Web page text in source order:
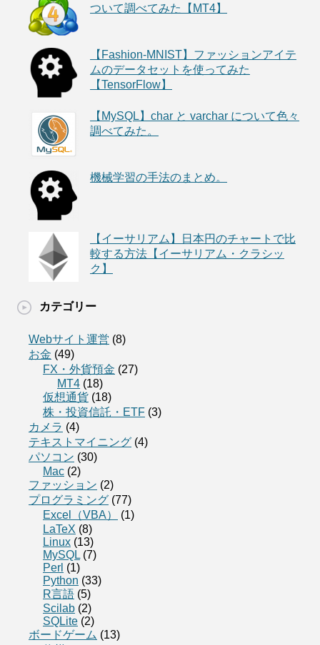
ついて調べてみた【MT4】
【Fashion-MNIST】ファッションアイテ
ムのデータセットを使ってみた
【TensorFlow】
【MySQL】char と varchar について色々
調べてみた。
機械学習の手法のまとめ。
【イーサリアム】日本円のチャートで比
較する方法【イーサリアム・クラシッ
ク】
カテゴリー
Webサイト運営 (8)
お金 (49)
FX・外貨預金 (27)
MT4 (18)
仮想通貨 (18)
株・投資信託・ETF (3)
カメラ (4)
テキストマイニング (4)
パソコン (30)
Mac (2)
ファッション (2)
プログラミング (77)
Excel（VBA）
(1)
LaTeX (8)
Linux (13)
MySQL (7)
Perl (1)
Python (33)
R言語 (5)
Scilab (2)
SQLite (2)
ボードゲーム (13)